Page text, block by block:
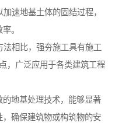
速地基土体的固结过程，
。
相比，强夯施工具有施工
，广泛应用于各类建筑工程
地基处理技术，能够显著
确保建筑物或构筑物的安